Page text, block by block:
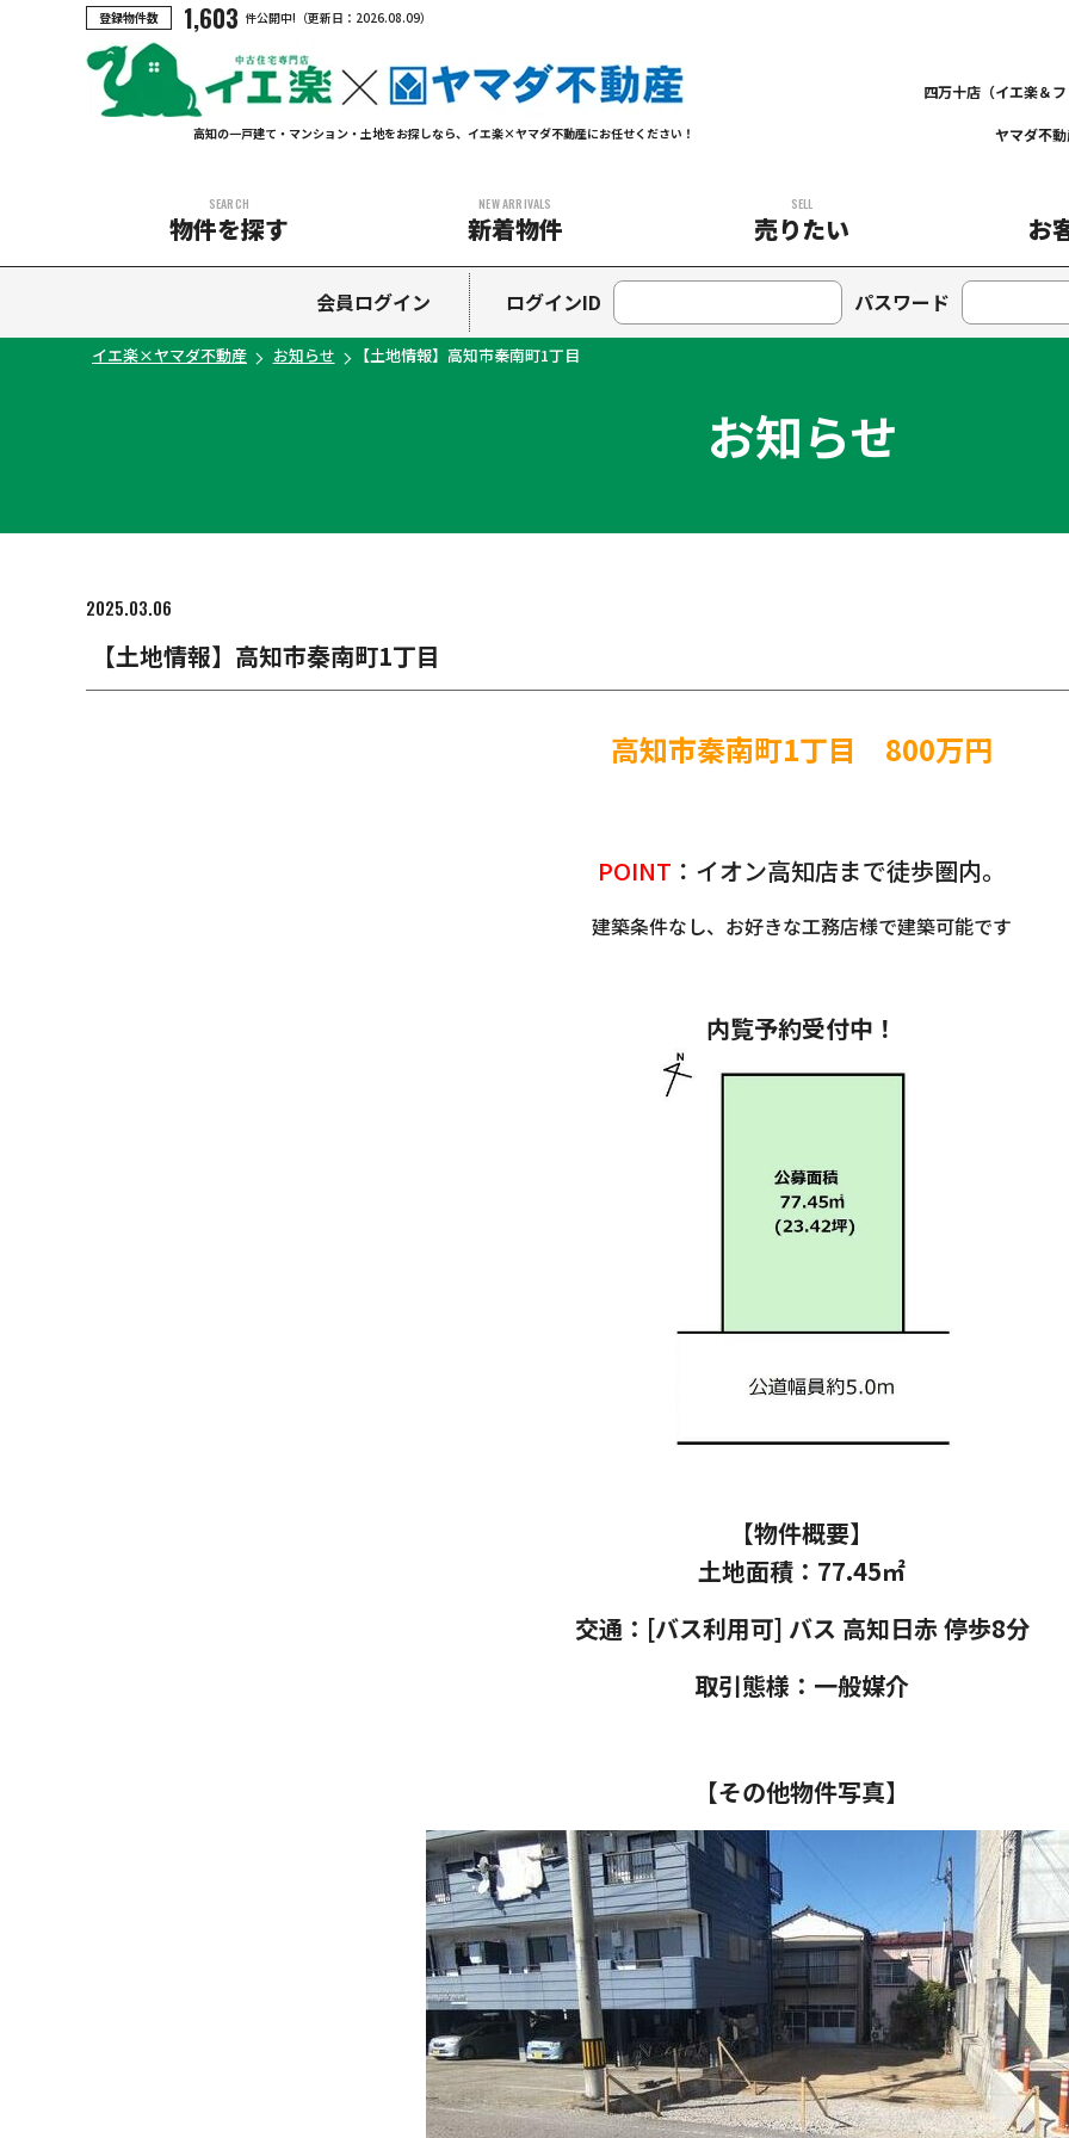
登録物件数 1,603 件公開中! （更新日： 2026.08.09）
高知の一戸建て・マンション・土地をお探しなら、イエ楽×ヤマダ不動産にお任せください！
四万十店（イエ楽＆
ヤマダ不
SEARCH
物件を探す
中古一戸建て
中古マンション
土地
新築一戸建て
NEW ARRIVALS
新着物件
SELL
売りたい お
会員ログイン ログインID パスワード
イエ楽×ヤマダ不動産 お知らせ 【土地情報】高知市秦南町1丁目
お知らせ
2025.03.06
【土地情報】高知市秦南町1丁目
高知市秦南町1丁目 800万円
POINT ：イオン高知店まで徒歩圏内。
建築条件なし、お好きな工務店様で建築可能です
内覧予約受付中！
【物件概要】
土地面積：77.45㎡
交通：[バス利用可] バス 高知日赤 停歩8分
取引態様：一般媒介
【その他物件写真】